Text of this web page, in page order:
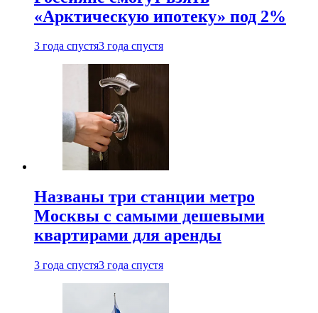
«Арктическую ипотеку» под 2%
3 года спустя3 года спустя
Названы три станции метро
Москвы с самыми дешевыми
квартирами для аренды
3 года спустя3 года спустя